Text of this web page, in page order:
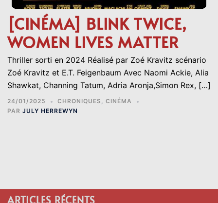
[CINÉMA] BLINK TWICE,
WOMEN LIVES MATTER
Thriller sorti en 2024 Réalisé par Zoé Kravitz scénario
Zoé Kravitz et E.T. Feigenbaum Avec Naomi Ackie, Alia
Shawkat, Channing Tatum, Adria Aronja,Simon Rex, […]
24/01/2025 CHRONIQUES , CINÉMA
PAR JULY HERREWYN
ARTICLES RÉCENTS